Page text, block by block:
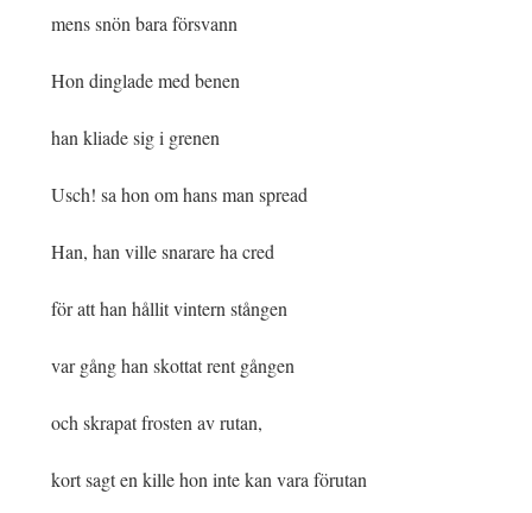
mens snön bara försvann
Hon dinglade med benen
han kliade sig i grenen
Usch! sa hon om hans man spread
Han, han ville snarare ha cred
för att han hållit vintern stången
var gång han skottat rent gången
och skrapat frosten av rutan,
kort sagt en kille hon inte kan vara förutan